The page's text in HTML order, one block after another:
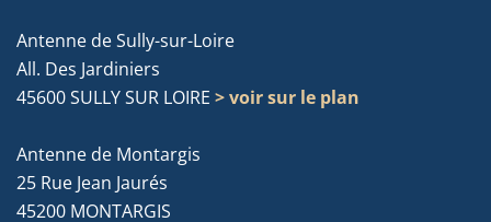
Antenne de Sully-sur-Loire
All. Des Jardiniers
45600 SULLY SUR LOIRE > voir sur le plan
Antenne de Montargis
25 Rue Jean Jaurés
45200 MONTARGIS